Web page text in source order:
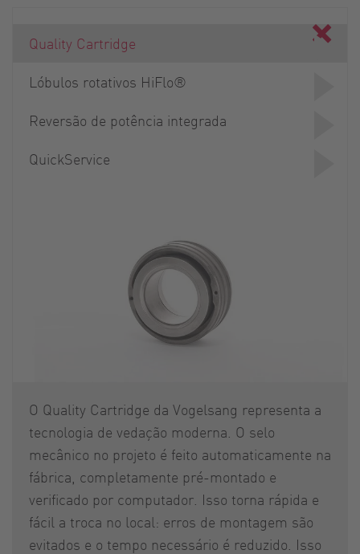
Quality Cartridge
Lóbulos rotativos HiFlo®
Reversão de potência integrada
QuickService
O Quality Cartridge da Vogelsang representa a
tecnologia de vedação moderna. O selo
mecânico no projeto é feito automaticamente na
fábrica, completamente pré-montado e
verificado por computador. Isso torna rápida e
fácil a troca no local: erros de montagem são
evitados e o tempo necessário é reduzido. Isso